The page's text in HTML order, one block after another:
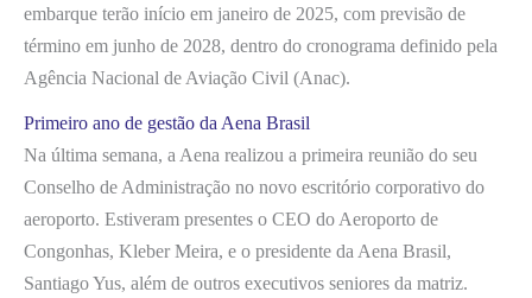
embarque terão início em janeiro de 2025, com previsão de
término em junho de 2028, dentro do cronograma definido pela
Agência Nacional de Aviação Civil (Anac).
Primeiro ano de gestão da Aena Brasil
Na última semana, a Aena realizou a primeira reunião do seu
Conselho de Administração no novo escritório corporativo do
aeroporto. Estiveram presentes o CEO do Aeroporto de
Congonhas, Kleber Meira, e o presidente da Aena Brasil,
Santiago Yus, além de outros executivos seniores da matriz.